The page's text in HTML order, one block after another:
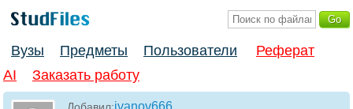
Вузы Предметы Пользователи
Реферат
AI
Заказать работу